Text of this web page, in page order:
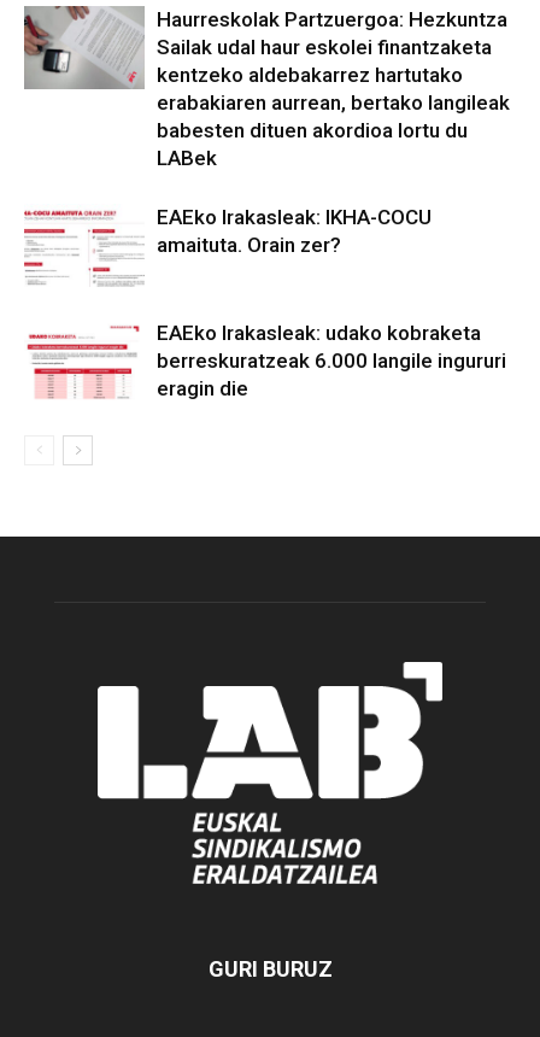
Haurreskolak Partzuergoa: Hezkuntza
Sailak udal haur eskolei finantzaketa
kentzeko aldebakarrez hartutako
erabakiaren aurrean, bertako langileak
babesten dituen akordioa lortu du
LABek
EAEko Irakasleak: IKHA-COCU
amaituta. Orain zer?
EAEko Irakasleak: udako kobraketa
berreskuratzeak 6.000 langile ingururi
eragin die
GURI BURUZ